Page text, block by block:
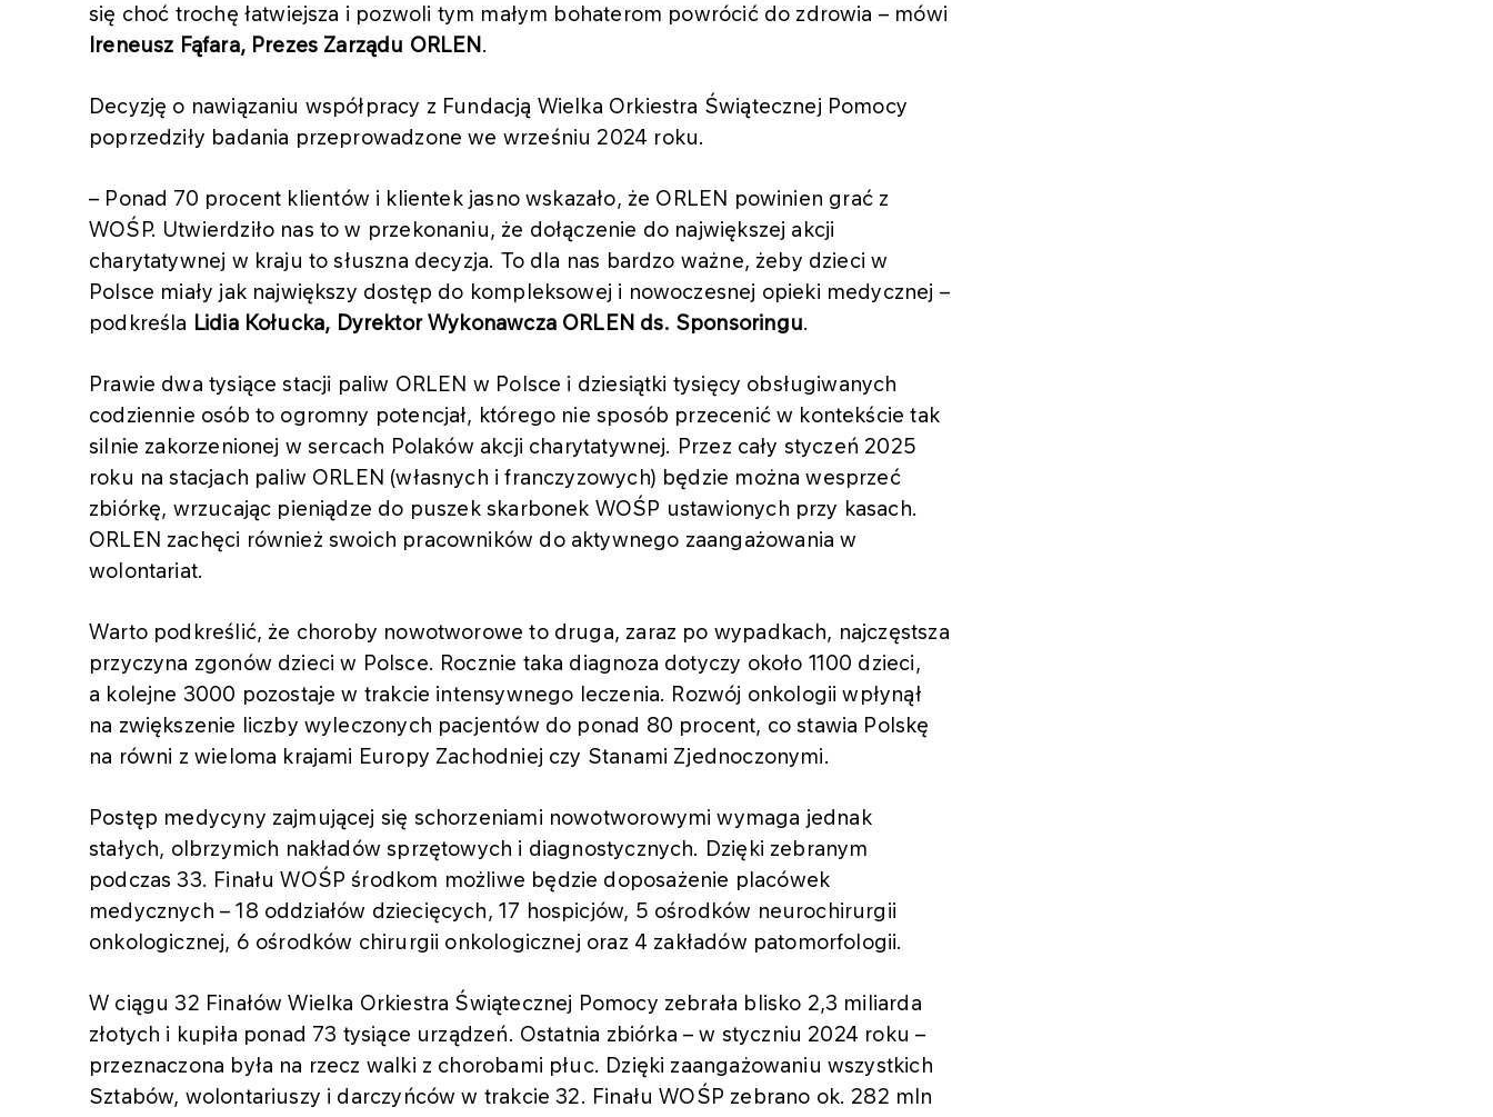
się choć trochę łatwiejsza i pozwoli tym małym bohaterom powrócić do zdrowia – mówi
Ireneusz Fąfara, Prezes Zarządu ORLEN.
Decyzję o nawiązaniu współpracy z Fundacją Wielka Orkiestra Świątecznej Pomocy
poprzedziły badania przeprowadzone we wrześniu 2024 roku.
– Ponad 70 procent klientów i klientek jasno wskazało, że ORLEN powinien grać z
WOŚP. Utwierdziło nas to w przekonaniu, że dołączenie do największej akcji
charytatywnej w kraju to słuszna decyzja. To dla nas bardzo ważne, żeby dzieci w
Polsce miały jak największy dostęp do kompleksowej i nowoczesnej opieki medycznej –
podkreśla Lidia Kołucka, Dyrektor Wykonawcza ORLEN ds. Sponsoringu.
Prawie dwa tysiące stacji paliw ORLEN w Polsce i dziesiątki tysięcy obsługiwanych
codziennie osób to ogromny potencjał, którego nie sposób przecenić w kontekście tak
silnie zakorzenionej w sercach Polaków akcji charytatywnej. Przez cały styczeń 2025
roku na stacjach paliw ORLEN (własnych i franczyzowych) będzie można wesprzeć
zbiórkę, wrzucając pieniądze do puszek skarbonek WOŚP ustawionych przy kasach.
ORLEN zachęci również swoich pracowników do aktywnego zaangażowania w
wolontariat.
Warto podkreślić, że choroby nowotworowe to druga, zaraz po wypadkach, najczęstsza
przyczyna zgonów dzieci w Polsce. Rocznie taka diagnoza dotyczy około 1100 dzieci,
a kolejne 3000 pozostaje w trakcie intensywnego leczenia. Rozwój onkologii wpłynął
na zwiększenie liczby wyleczonych pacjentów do ponad 80 procent, co stawia Polskę
na równi z wieloma krajami Europy Zachodniej czy Stanami Zjednoczonymi.
Postęp medycyny zajmującej się schorzeniami nowotworowymi wymaga jednak
stałych, olbrzymich nakładów sprzętowych i diagnostycznych. Dzięki zebranym
podczas 33. Finału WOŚP środkom możliwe będzie doposażenie placówek
medycznych – 18 oddziałów dziecięcych, 17 hospicjów, 5 ośrodków neurochirurgii
onkologicznej, 6 ośrodków chirurgii onkologicznej oraz 4 zakładów patomorfologii.
W ciągu 32 Finałów Wielka Orkiestra Świątecznej Pomocy zebrała blisko 2,3 miliarda
złotych i kupiła ponad 73 tysiące urządzeń. Ostatnia zbiórka – w styczniu 2024 roku –
przeznaczona była na rzecz walki z chorobami płuc. Dzięki zaangażowaniu wszystkich
Sztabów, wolontariuszy i darczyńców w trakcie 32. Finału WOŚP zebrano ok. 282 mln